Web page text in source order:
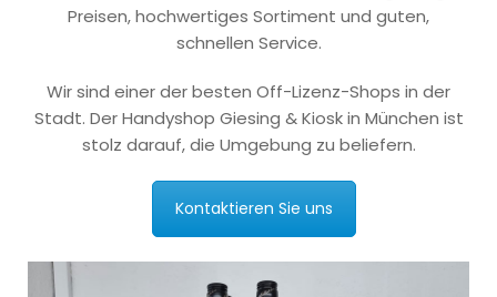
Preisen, hochwertiges Sortiment und guten,
schnellen Service.
Wir sind einer der besten Off-Lizenz-Shops in der
Stadt. Der Handyshop Giesing & Kiosk in München ist
stolz darauf, die Umgebung zu beliefern.
Kontaktieren Sie uns